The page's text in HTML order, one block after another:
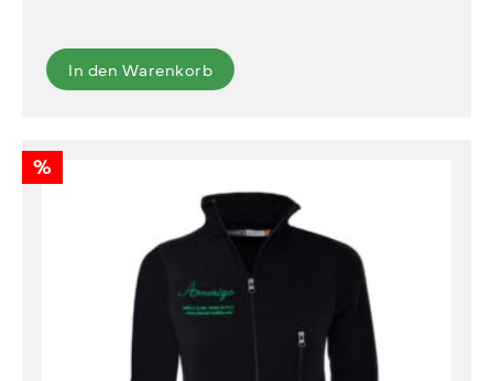
In den Warenkorb
%